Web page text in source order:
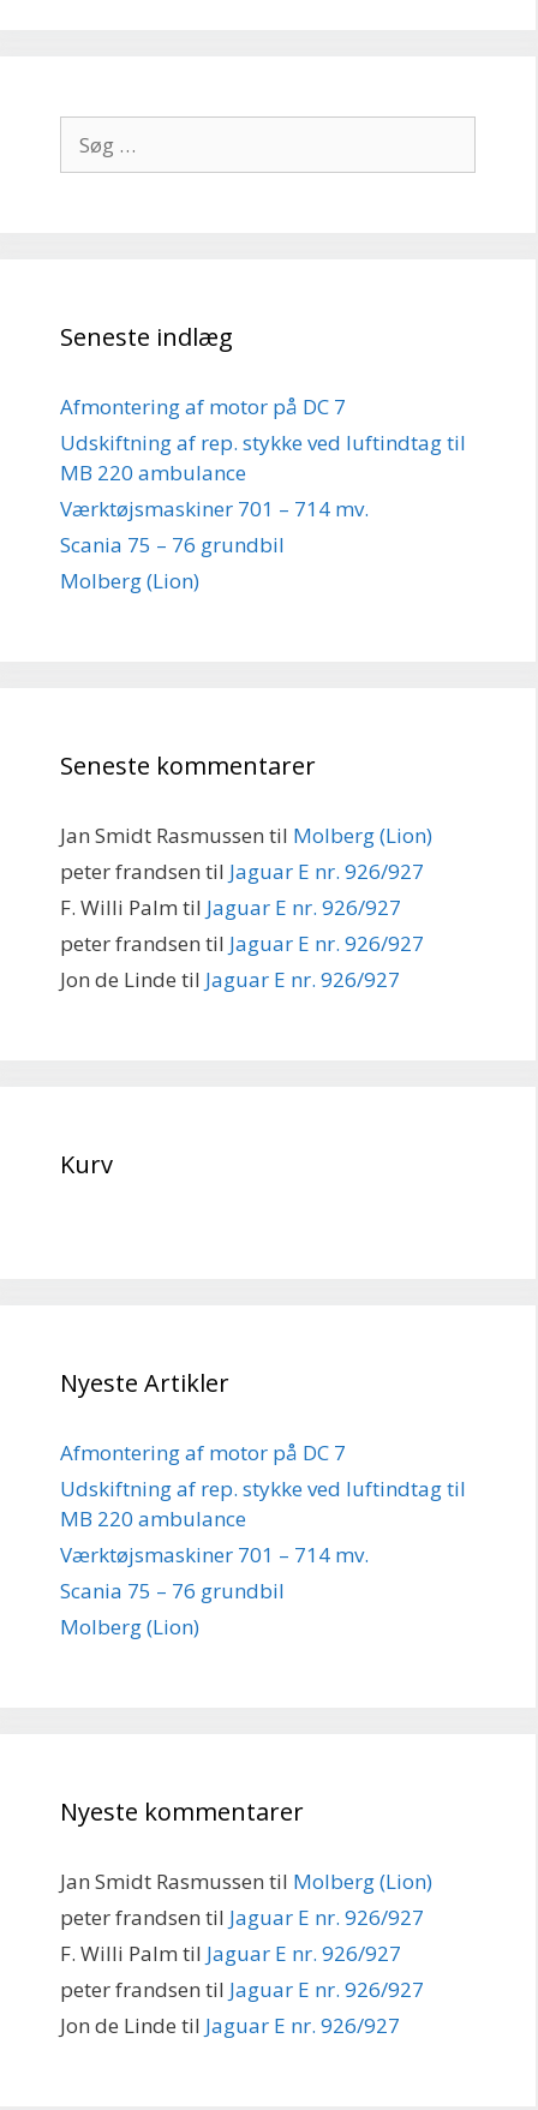
efter:
Seneste indlæg
Afmontering af motor på DC 7
Udskiftning af rep. stykke ved luftindtag til
MB 220 ambulance
Værktøjsmaskiner 701 – 714 mv.
Scania 75 – 76 grundbil
Molberg (Lion)
Seneste kommentarer
Jan Smidt Rasmussen til Molberg (Lion)
peter frandsen til Jaguar E nr. 926/927
F. Willi Palm til Jaguar E nr. 926/927
peter frandsen til Jaguar E nr. 926/927
Jon de Linde til Jaguar E nr. 926/927
Kurv
Nyeste Artikler
Afmontering af motor på DC 7
Udskiftning af rep. stykke ved luftindtag til
MB 220 ambulance
Værktøjsmaskiner 701 – 714 mv.
Scania 75 – 76 grundbil
Molberg (Lion)
Nyeste kommentarer
Jan Smidt Rasmussen til Molberg (Lion)
peter frandsen til Jaguar E nr. 926/927
F. Willi Palm til Jaguar E nr. 926/927
peter frandsen til Jaguar E nr. 926/927
Jon de Linde til Jaguar E nr. 926/927